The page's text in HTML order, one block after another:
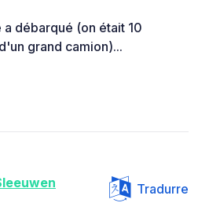
débarqué (on était 10
grand camion)...
Tradurre